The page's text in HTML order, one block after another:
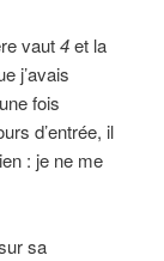
vaut4et la
j’avais
fois
d’entrée, il
: je ne me
sa